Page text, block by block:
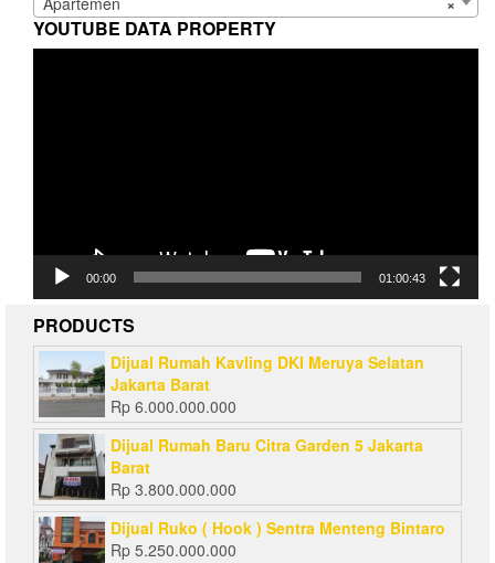
YOUTUBE DATA PROPERTY
00:00 01:00:43
PRODUCTS
Dijual Rumah Kavling DKI Meruya Selatan
Jakarta Barat
Rp 6.000.000.000
Dijual Rumah Baru Citra Garden 5 Jakarta
Barat
Rp 3.800.000.000
Dijual Ruko ( Hook ) Sentra Menteng Bintaro
Rp 5.250.000.000